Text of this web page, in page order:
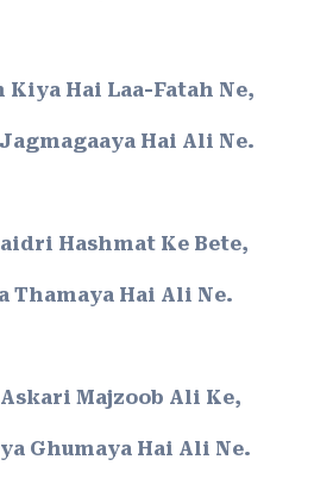
Kiya Hai Laa-Fatah Ne,
Hai Ali Ne.
Hashmat Ke Bete,
Thamaya Hai Ali Ne.
Askari Majzoob Ali Ke,
Ghumaya Hai Ali Ne.